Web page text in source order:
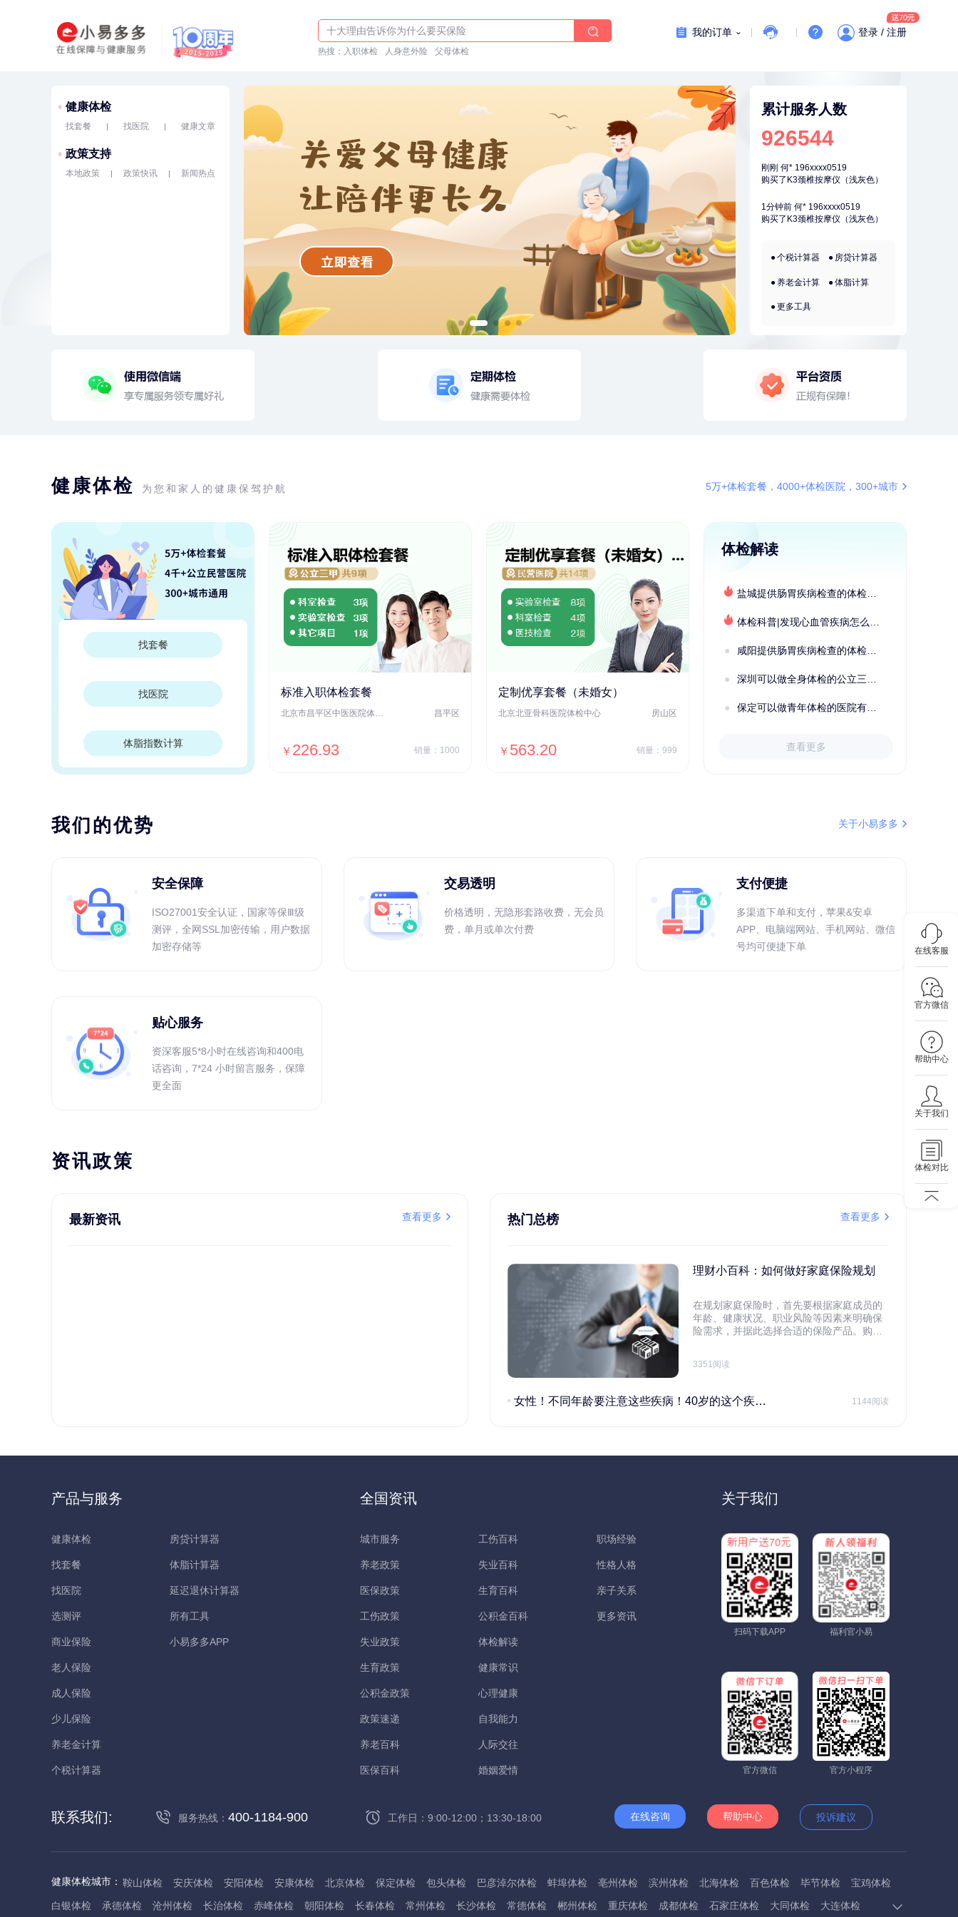
十大理由告诉你为什么要买保险
入职体检在线预约
热搜： 入职体检 人身意外险 父母体检
我的订单 登录 / 注册
健康体检
找套餐 找医院 健康文章
政策支持
本地政策 政策快讯 新闻热点
累计服务人数
926544
成功预约了商务应酬体检（男）
成功预约了关怀老人B套餐
刚刚 何*
196xxxx0519
购买了K3颈椎按摩仪（浅灰色）
刚刚 何* 196xxxx0519
购买了K3颈椎按摩仪（浅灰色）
1分钟前 何* 196xxxx0519
购买了K3颈椎按摩仪（浅灰色）
成功预约了标准体检套餐（男）
2分钟前 肖** 159xxxx4211
购买了联创雅斯奶锅DF-CP103M
购买了美的体重秤 MO-CW5 白色
苗** 134xxxx6410
6分钟前 赵*
155xxxx7294
购买了油米有福B款
7分钟前 林** 187xxxx0819
150g*2
刚刚 柯** 134xxxx6569
成功预约了关怀老人B套餐
个税计算器 房贷计算器
养老金计算 体脂计算
更多工具
健康体检 为您和家人的健康保驾护航 5万+体检套餐，4000+体检医院，300+城市
找套餐
找医院
体脂指数计算
标准入职体检套餐
北京市昌平区中医医院体检中心 昌平区
￥ 226.93 销量：1000
定制优享套餐（未婚女）
北京北亚骨科医院体检中心 房山区
￥ 563.20 销量：999
秦皇岛市第一医院体检中心 北戴河区
体检解读
盐城提供肠胃疾病检查的体检套餐有哪些？体检机构有哪些选择？如何预约？
体检科普|发现心血管疾病怎么办？
咸阳提供肠胃疾病检查的体检套餐有哪些？体检机构有哪些选择？如何预约？
深圳可以做全身体检的公立三甲医院及体检套餐汇总
保定可以做青年体检的医院有哪些？有哪些套餐可以选择？
查看更多
我们的优势 关于小易多多
安全保障
ISO27001安全认证，国家等保Ⅲ级
测评，全网SSL加密传输，用户数据
加密存储等
交易透明
价格透明，无隐形套路收费，无会员
费，单月或单次付费
支付便捷
多渠道下单和支付，苹果&安卓
APP、电脑端网站、手机网站、微信
号均可便捷下单
贴心服务
资深客服5*8小时在线咨询和400电
话咨询，7*24 小时留言服务，保障
更全面
资讯政策
最新资讯 查看更多 热门总榜 查看更多
理财小百科：如何做好家庭保险规划
在规划家庭保险时，首先要根据家庭成员的
年龄、健康状况、职业风险等因素来明确保
险需求，并据此选择合适的保险产品。购买
规划家庭财务预算，确保保险费用不会对家
要经济支柱投保。
3351阅读
女性！不同年龄要注意这些疾病！40岁的这个疾病最需要注意！ 1144阅读
产品与服务
健康体检
找套餐
找医院
选测评
商业保险
老人保险
成人保险
少儿保险
养老金计算
个税计算器
房贷计算器
体脂计算器
延迟退休计算器
所有工具
小易多多APP
全国资讯
城市服务
养老政策
医保政策
工伤政策
失业政策
生育政策
公积金政策
政策速递
养老百科
医保百科
工伤百科
失业百科
生育百科
公积金百科
体检解读
健康常识
心理健康
自我能力
人际交往
婚姻爱情
职场经验
性格人格
亲子关系
更多资讯
关于我们
扫码下载APP 福利官小易
官方微信 官方小程序
联系我们: 服务热线： 400-1184-900 工作日：9:00-12:00；13:30-18:00 在线咨询 帮助中心 投诉建议
健康体检城市： 鞍山体检 安庆体检 安阳体检 安康体检 北京体检 保定体检 包头体检 巴彦淖尔体检 蚌埠体检 亳州体检 滨州体检 北海体检 百色体检 毕节体检
宝鸡体检
白银体检
承德体检 沧州体检 长治体检 赤峰体检 朝阳体检 长春体检 常州体检 长沙体检 常德体检 郴州体检 重庆体检 成都体检 石家庄体检 大同体检 大连体检
在线客服
官方微信
帮助中心
关于我们
体检对比